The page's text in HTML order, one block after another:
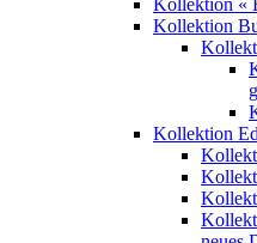
Kollektion «
Kollektion
Kollektion